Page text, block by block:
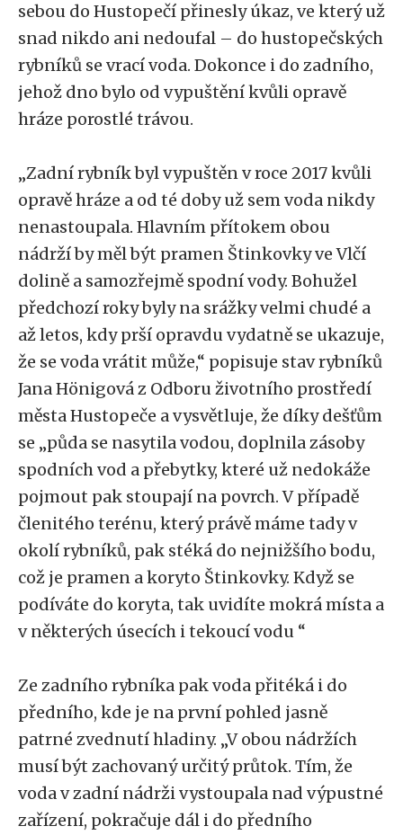
sebou do Hustopečí přinesly úkaz, ve který už
snad nikdo ani nedoufal – do hustopečských
rybníků se vrací voda. Dokonce i do zadního,
jehož dno bylo od vypuštění kvůli opravě
hráze porostlé trávou.
„Zadní rybník byl vypuštěn v roce 2017 kvůli
opravě hráze a od té doby už sem voda nikdy
nenastoupala. Hlavním přítokem obou
nádrží by měl být pramen Štinkovky ve Vlčí
dolině a samozřejmě spodní vody. Bohužel
předchozí roky byly na srážky velmi chudé a
až letos, kdy prší opravdu vydatně se ukazuje,
že se voda vrátit může,“ popisuje stav rybníků
Jana Hönigová z Odboru životního prostředí
města Hustopeče a vysvětluje, že díky dešťům
se „půda se nasytila vodou, doplnila zásoby
spodních vod a přebytky, které už nedokáže
pojmout pak stoupají na povrch. V případě
členitého terénu, který právě máme tady v
okolí rybníků, pak stéká do nejnižšího bodu,
což je pramen a koryto Štinkovky. Když se
podíváte do koryta, tak uvidíte mokrá místa a
v některých úsecích i tekoucí vodu “
Ze zadního rybníka pak voda přitéká i do
předního, kde je na první pohled jasně
patrné zvednutí hladiny. „V obou nádržích
musí být zachovaný určitý průtok. Tím, že
voda v zadní nádrži vystoupala nad výpustné
zařízení, pokračuje dál i do předního